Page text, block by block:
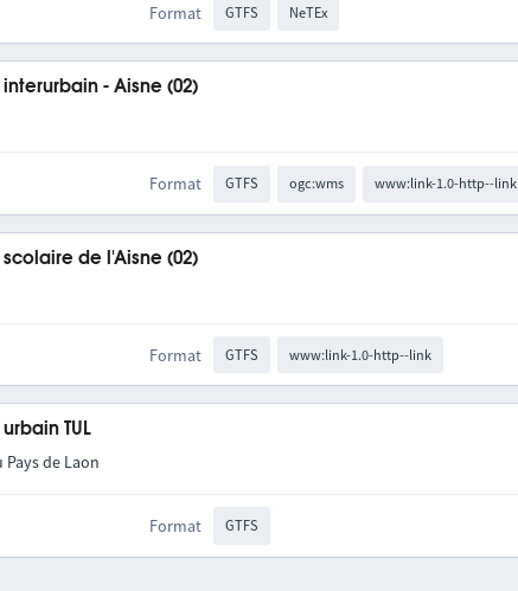
Format GTFS NeTEx
interurbain - Aisne (02)
Format GTFS ogc:wms www:link-1.0-http--link
scolaire de l'Aisne (02)
Format GTFS www:link-1.0-http--link
TUL
Pays de Laon
Format GTFS